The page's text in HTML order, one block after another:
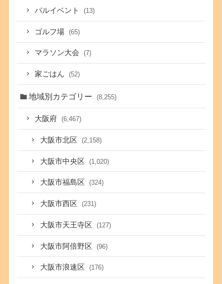
バルイベント (13)
ゴルフ場 (65)
マラソン大会 (7)
家ごはん (52)
地域別カテゴリー (8,255)
大阪府 (6,467)
大阪市北区 (2,158)
大阪市中央区 (1,020)
大阪市福島区 (324)
大阪市西区 (231)
大阪市天王寺区 (127)
大阪市阿倍野区 (96)
大阪市浪速区 (176)